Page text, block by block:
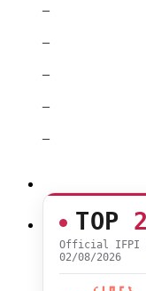
–
–
–
–
–
TOP
Official IFPI
02/08/2026